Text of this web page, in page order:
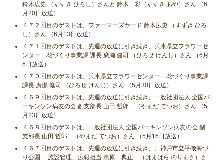
鈴木広史 （すずき ひろし）さんと 鈴木 彩（すずき あや）さん （6
月20日放送）
４７２回目のゲストは、ファーマーズヤード 鈴木広史 （すずき ひろ
し）さん （6月13日放送）
４７１回目のゲストは、先週の放送に引き続き、兵庫県立フラワーセ
ンター 花づくり事業課 課長 廣瀬 健司 （ひろせ けんじ）さん （6月
6日放送）
４７０回目のゲストは、兵庫県立フラワーセンター 花づくり事業課
課長 廣瀬 健司 （ひろせ けんじ）さん （5月30日放送）
４６９回目のゲストは、先週の放送に引き続き、一般社団法人 全国パ
ーキンソン病友の会 副支部長 山田 哲郎 （やまだ てつお）さん （5
月23日放送）
４６８回目のゲストは、一般社団法人 全国パーキンソン病友の会 副
支部長 山田 哲郎 （やまだ てつお）さん （5月16日放送）
４６７回目のゲストは、先週の放送に引き続き、、神戸市立平磯海づ
り公園 施設管理、広報担当 濱原 典正 （はまはら のりまさ）さ